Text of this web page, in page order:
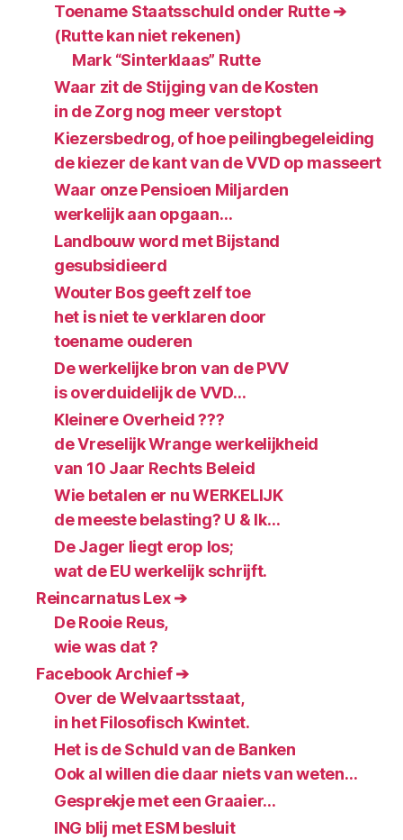
Toename Staatsschuld onder Rutte ➔
(Rutte kan niet rekenen)
Mark “Sinterklaas” Rutte
Waar zit de Stijging van de Kosten
in de Zorg nog meer verstopt
Kiezersbedrog, of hoe peilingbegeleiding
de kiezer de kant van de VVD op masseert
Waar onze Pensioen Miljarden
werkelijk aan opgaan…
Landbouw word met Bijstand
gesubsidieerd
Wouter Bos geeft zelf toe
het is niet te verklaren door
toename ouderen
De werkelijke bron van de PVV
is overduidelijk de VVD…
Kleinere Overheid ???
de Vreselijk Wrange werkelijkheid
van 10 Jaar Rechts Beleid
Wie betalen er nu WERKELIJK
de meeste belasting? U & Ik…
De Jager liegt erop los;
wat de EU werkelijk schrijft.
Reincarnatus Lex ➔
De Rooie Reus,
wie was dat ?
Facebook Archief ➔
Over de Welvaartsstaat,
in het Filosofisch Kwintet.
Het is de Schuld van de Banken
Ook al willen die daar niets van weten…
Gesprekje met een Graaier…
ING blij met ESM besluit